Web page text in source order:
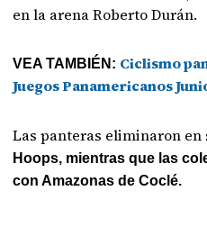
en la arena Roberto Durán.
VEA TAMBIÉN: Ciclismo
Juegos Panamericanos
Las panteras eliminaron en
Hoops, mientras que las
con Amazonas de Coclé.